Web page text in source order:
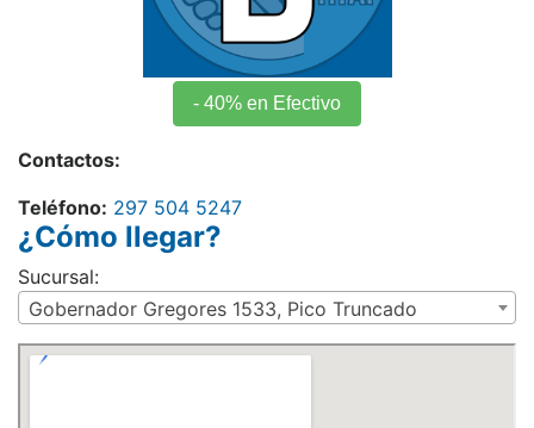
- 40% en Efectivo
Contactos:
Teléfono: 297 504 5247
¿Cómo llegar?
Sucursal:
Gobernador Gregores 1533, Pico Truncado